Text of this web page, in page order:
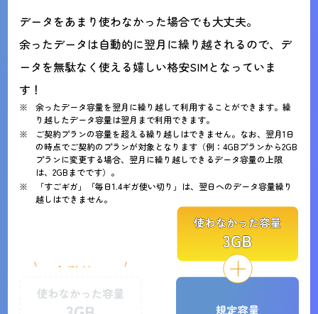
データをあまり使わなかった場合でも大丈夫。
余ったデータは自動的に翌月に繰り越されるので、デ
ータを無駄なく使える嬉しい格安SIMとなっていま
す！
余ったデータ容量を翌月に繰り越して利用することができます。繰
り越したデータ容量は翌月まで利用できます。
ご契約プランの容量を超える繰り越しはできません。なお、翌月1日
の時点でご契約のプランが対象となります（例：4GBプランから2GB
プランに変更する場合、翌月に繰り越しできるデータ容量の上限
は、2GBまでです）。
「すごギガ」「毎日1.4ギガ使い切り」は、翌日へのデータ容量繰り
越しはできません。